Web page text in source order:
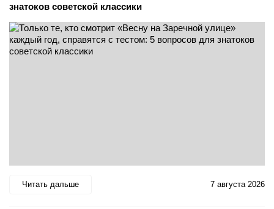
знатоков советской классики
Читать дальше 7 августа 2026